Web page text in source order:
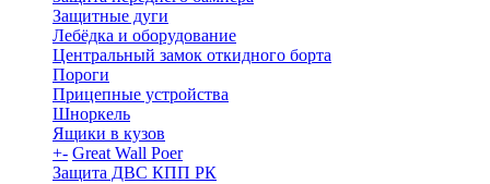
Защитные дуги
Лебёдка и оборудование
Центральный замок откидного борта
Пороги
Прицепные устройства
Шноркель
Ящики в кузов
+- Great Wall Poer
Защита ДВС КПП РК